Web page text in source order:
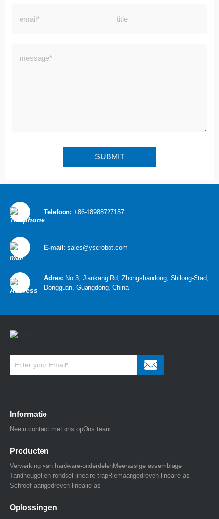
Telefoon: +86-18988727157
E-mail: sales@yscrobot.com
Adres: No.3, Jiankang Rd, Zhongshandong, Shilong-Stad,
Dongguan, Guangdong, China
Informatie
Neem contact met ons opOns team
Producten
Verwerking van hardware-onderdelenMeerassige assemblage
Tandheugel en rondsel lineaire trapRiemaangedreven lineaire as
Schroef aangedreven lineaire as
Oplossingen